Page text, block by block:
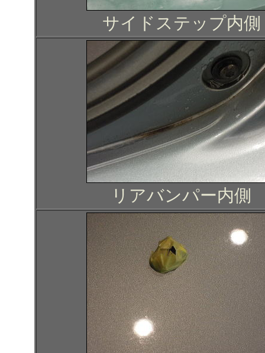
サイドステップ内側
リアバンパー内側